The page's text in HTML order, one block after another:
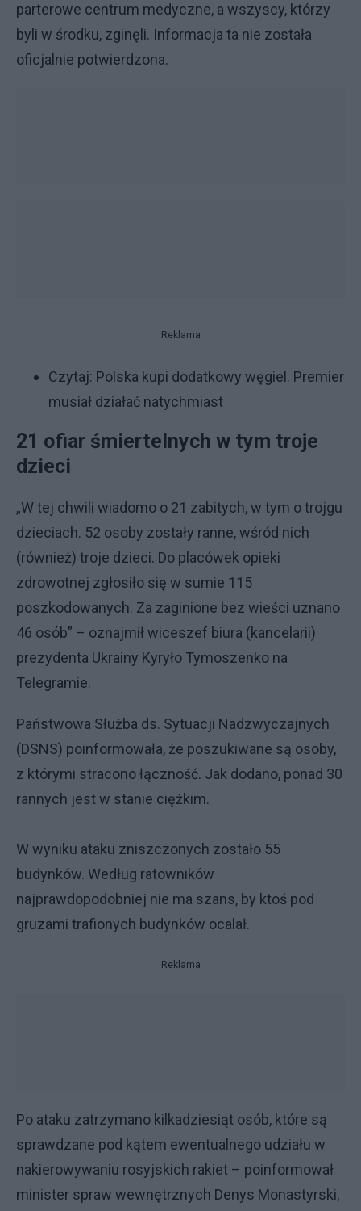
parterowe centrum medyczne, a wszyscy, którzy
byli w środku, zginęli. Informacja ta nie została
oficjalnie potwierdzona.
Reklama
Czytaj: Polska kupi dodatkowy węgiel. Premier
musiał działać natychmiast
21 ofiar śmiertelnych w tym troje
dzieci
„W tej chwili wiadomo o 21 zabitych, w tym o trojgu
dzieciach. 52 osoby zostały ranne, wśród nich
(również) troje dzieci. Do placówek opieki
zdrowotnej zgłosiło się w sumie 115
poszkodowanych. Za zaginione bez wieści uznano
46 osób” – oznajmił wiceszef biura (kancelarii)
prezydenta Ukrainy Kyryło Tymoszenko na
Telegramie.
Państwowa Służba ds. Sytuacji Nadzwyczajnych
(DSNS) poinformowała, że poszukiwane są osoby,
z którymi stracono łączność. Jak dodano, ponad 30
rannych jest w stanie ciężkim.
W wyniku ataku zniszczonych zostało 55
budynków. Według ratowników
najprawdopodobniej nie ma szans, by ktoś pod
gruzami trafionych budynków ocalał.
Reklama
Po ataku zatrzymano kilkadziesiąt osób, które są
sprawdzane pod kątem ewentualnego udziału w
nakierowywaniu rosyjskich rakiet – poinformował
minister spraw wewnętrznych Denys Monastyrski,